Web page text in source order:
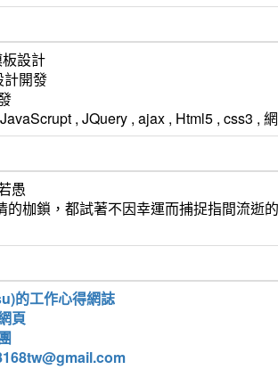
設計
計開發
, JQuery , ajax , Html5 , css3 ,
愚
的枷鎖，都試著不因幸運而捕捉指間流逝
的工作心得網誌
頁